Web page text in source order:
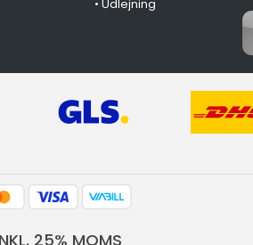
•Udlejning
25% MOMS